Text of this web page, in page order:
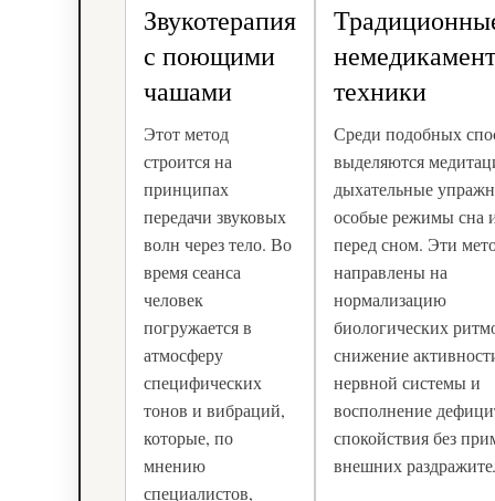
Звукотерапия
с поющими
чашами
Этот метод
строится на
принципах
передачи звуковых
волн через тело. Во
время сеанса
человек
погружается в
атмосферу
специфических
тонов и вибраций,
которые, по
мнению
специалистов,
техники
Среди подобных
выделяются
дыхательные
особые режимы сна
перед сном. Эти
направлены на
нормализацию
биологических
снижение
нервной системы и
восполнение
спокойствия без
внешних